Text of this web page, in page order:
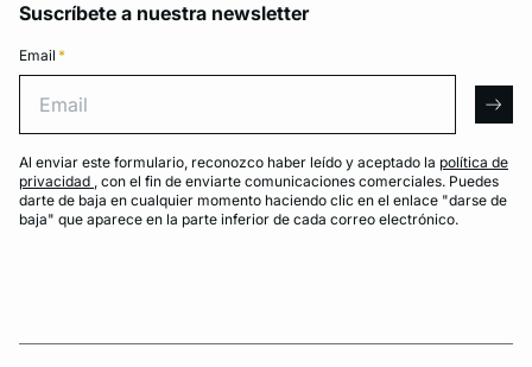
Suscríbete a nuestra newsletter
Email *
Al enviar este formulario, reconozco haber leído y aceptado la política de
privacidad , con el fin de enviarte comunicaciones comerciales. Puedes
darte de baja en cualquier momento haciendo clic en el enlace "darse de
baja" que aparece en la parte inferior de cada correo electrónico.